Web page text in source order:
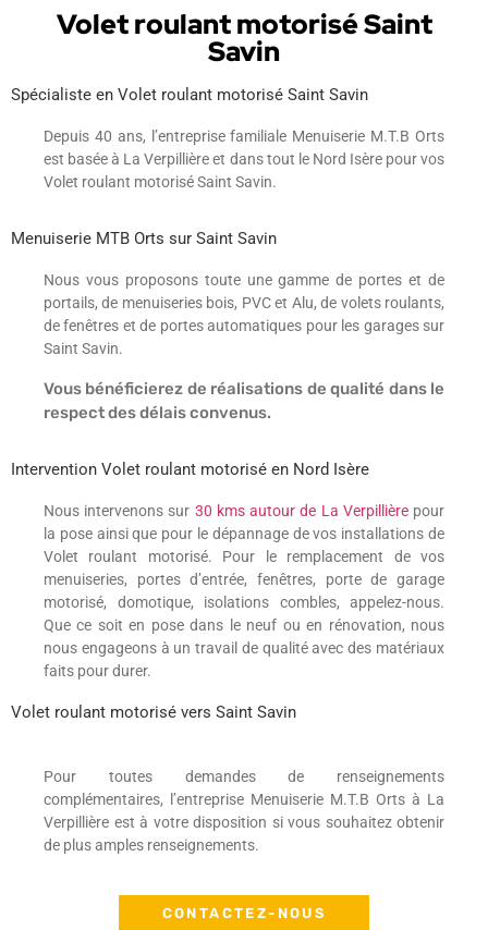
Volet roulant motorisé Saint
Savin
Spécialiste en Volet roulant motorisé Saint Savin
Depuis 40 ans, l’entreprise familiale Menuiserie M.T.B Orts
est basée à La Verpillière et dans tout le Nord Isère pour vos
Volet roulant motorisé Saint Savin.
Menuiserie MTB Orts sur Saint Savin
Nous vous proposons toute une gamme de portes et de
portails, de menuiseries bois, PVC et Alu, de volets roulants,
de fenêtres et de portes automatiques pour les garages sur
Saint Savin.
Vous bénéficierez de réalisations de qualité dans le
respect des délais convenus.
Intervention Volet roulant motorisé en Nord Isère
Nous intervenons sur 30 kms autour de La Verpillièrepour
la pose ainsi que pour le dépannage de vos installations de
Volet roulant motorisé. Pour le remplacement de vos
menuiseries, portes d’entrée, fenêtres, porte de garage
motorisé, domotique, isolations combles, appelez-nous.
Que ce soit en pose dans le neuf ou en rénovation, nous
nous engageons à un travail de qualité avec des matériaux
faits pour durer.
Volet roulant motorisé vers Saint Savin
Pour toutes demandes de renseignements
complémentaires, l’entreprise Menuiserie M.T.B Orts à La
Verpillière est à votre disposition si vous souhaitez obtenir
de plus amples renseignements.
CONTACTEZ-NOUS